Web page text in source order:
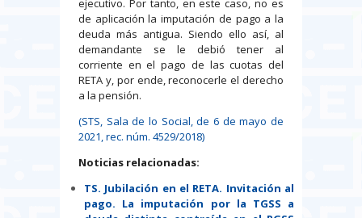
ejecutivo. Por tanto, en este caso, no es
de aplicación la imputación de pago a la
deuda más antigua. Siendo ello así, al
demandante se le debió tener al
corriente en el pago de las cuotas del
RETA y, por ende, reconocerle el derecho
a la pensión.
(STS, Sala de lo Social, de 6 de mayo de
2021, rec. núm. 4529/2018)
Noticias relacionadas:
TS. Jubilación en el RETA. Invitación al
pago. La imputación por la TGSS a